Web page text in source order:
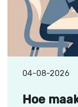
04-08-2026
Hoe